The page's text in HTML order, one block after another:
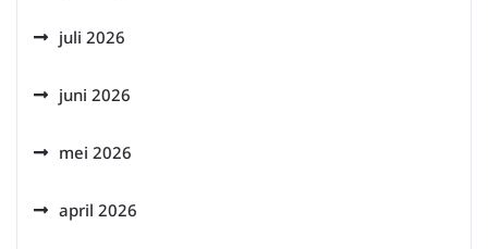
juli 2026
juni 2026
mei 2026
april 2026